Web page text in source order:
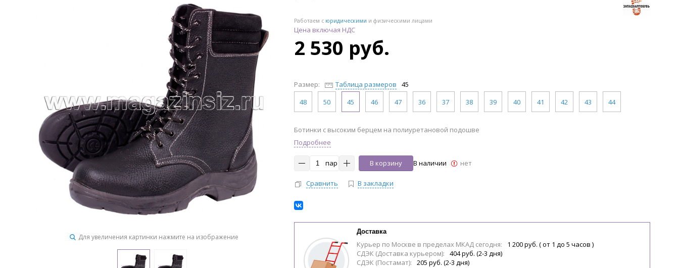
Для увеличения картинки нажмите на изображение
Работаем с юридическими и физическими лицами
Цена включая НДС
2 530 руб.
Размер: Таблица размеров
45
48
50 45 46 47 36 37 38 39 40 41 42 43 44
Ботинки с высоким берцем на полиуретановой подошве
Подробнее
пар В корзину В наличии нет
Сравнить В закладки
Доставка
Курьер по Москве в пределах МКАД сегодня:
1 200 руб. ( от 1 до 5 часов )
СДЭК (Доставка курьером):
404 руб. (2-3 дня)
СДЭК (Постамат):
205 руб. (2-3 дня)